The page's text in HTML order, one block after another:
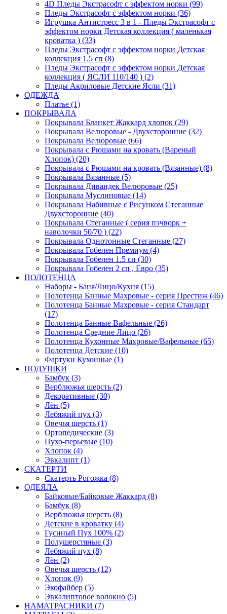
4D Пледы Экстрасофт с эффектом норки (99)
Пледы Экстрасофт с эффектом норки (36)
Игрушка Антистресс 3 в 1 - Пледы Экстрасофт с
эффектом норки Детская коллекция ( маленькая
кроватка ) (33)
Пледы Экстрасофт с эффектом норки Детская
коллекция 1.5 сп (8)
Пледы Экстрасофт с эффектом норки Детская
коллекция ( ЯСЛИ 110/140 ) (2)
Пледы Акриловые Детские Ясли (31)
ОДЕЖДА
Платье (1)
ПОКРЫВАЛА
Покрывала Бланкет Жаккард хлопок (29)
Покрывала Велюровые - Двухсторонние (32)
Покрывала Велюровые (66)
Покрывала с Рюшами на кровать (Вареный
Хлопок) (20)
Покрывала с Рюшами на кровать (Вязанные) (8)
Покрывала Вязанные (5)
Покрывала Дивандек Велюровые (25)
Покрывала Муслиновые (14)
Покрывала Набивные с Рисунком Стеганные
Двухсторонние (40)
Покрывала Стеганные ( серия пэчворк +
наволочки 50/70 ) (22)
Покрывала Однотонные Стеганные (27)
Покрывала Гобелен Премиум (4)
Покрывала Гобелен 1.5 сп (30)
Покрывала Гобелен 2 сп , Евро (35)
ПОЛОТЕНЦА
Наборы - Баня/Лицо/Кухня (15)
Полотенца Банные Махровые - серия Престиж (46)
Полотенца Банные Махровые - серия Стандарт
(17)
Полотенца Банные Вафельные (26)
Полотенца Средние Лицо (26)
Полотенца Кухонные Махровые/Вафельные (65)
Полотенца Детские (10)
Фартуки Кухонные (1)
ПОДУШКИ
Бамбук (3)
Верблюжья шерсть (2)
Декоративные (30)
Лён (5)
Лебяжий пух (3)
Овечья шерсть (1)
Ортопедические (3)
Пухо-перьевые (10)
Хлопок (4)
Эвкалипт (1)
СКАТЕРТИ
Скатерть Рогожка (8)
ОДЕЯЛА
Байковые/Байковые Жаккард (8)
Бамбук (8)
Верблюжья шерсть (8)
Детские в кроватку (4)
Гусиный Пух 100% (2)
Полушерстяные (3)
Лебяжий пух (8)
Лён (2)
Овечья шерсть (12)
Хлопок (9)
Экофайбер (5)
Эвкалиптовое волокно (5)
НАМАТРАСНИКИ (7)